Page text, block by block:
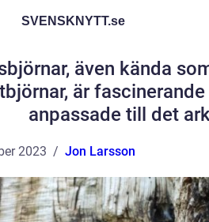
SVENSKNYTT.se
även kända
är
anpassade till det
2023 Jon Larsson